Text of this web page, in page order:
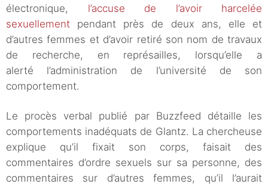
électronique, l’accuse de l’avoir harcelée
sexuellement pendant près de deux ans, elle et
d’autres femmes et d’avoir retiré son nom de travaux
de recherche, en représailles, lorsqu’elle a
alerté l’administration de l’université de son
comportement.
Le procès verbal publié par Buzzfeed détaille les
comportements inadéquats de Glantz. La chercheuse
explique qu’il fixait son corps, faisait des
commentaires d’ordre sexuels sur sa personne, des
commentaires sur d’autres femmes, qu’il l’aurait